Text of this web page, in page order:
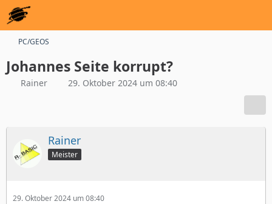
PC/GEOS
Johannes Seite korrupt?
Rainer 29. Oktober 2024 um 08:40
Rainer
Meister
29. Oktober 2024 um 08:40